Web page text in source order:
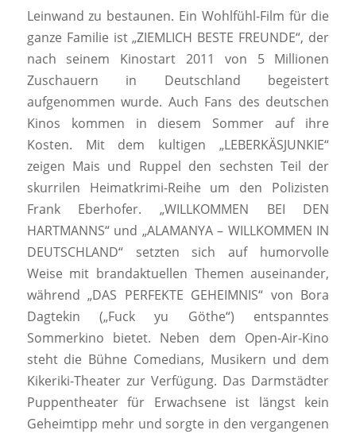
Leinwand zu bestaunen. Ein Wohlfühl-Film für die
ganze Familie ist „ZIEMLICH BESTE FREUNDE“, der
nach seinem Kinostart 2011 von 5 Millionen
Zuschauern in Deutschland begeistert
aufgenommen wurde. Auch Fans des deutschen
Kinos kommen in diesem Sommer auf ihre
Kosten. Mit dem kultigen „LEBERKÄSJUNKIE“
zeigen Mais und Ruppel den sechsten Teil der
skurrilen Heimatkrimi-Reihe um den Polizisten
Frank Eberhofer. „WILLKOMMEN BEI DEN
HARTMANNS“ und „ALAMANYA – WILLKOMMEN IN
DEUTSCHLAND“ setzten sich auf humorvolle
Weise mit brandaktuellen Themen auseinander,
während „DAS PERFEKTE GEHEIMNIS“ von Bora
Dagtekin („Fuck yu Göthe“) entspanntes
Sommerkino bietet. Neben dem Open-Air-Kino
steht die Bühne Comedians, Musikern und dem
Kikeriki-Theater zur Verfügung. Das Darmstädter
Puppentheater für Erwachsene ist längst kein
Geheimtipp mehr und sorgte in den vergangenen